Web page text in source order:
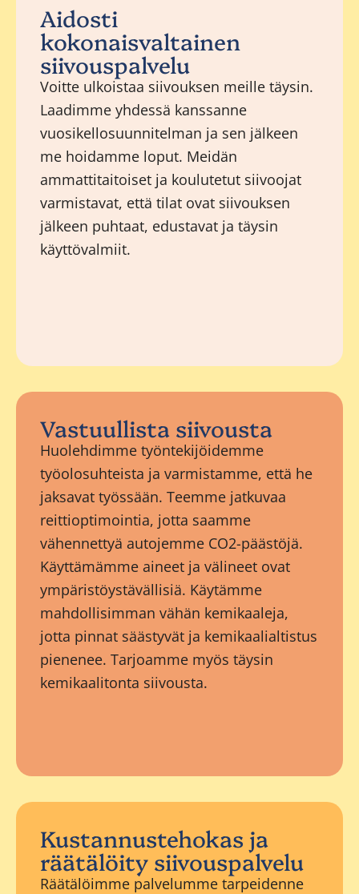
Aidosti
kokonaisvaltainen
siivouspalvelu
Voitte ulkoistaa siivouksen meille täysin.
Laadimme yhdessä kanssanne
vuosikellosuunnitelman ja sen jälkeen
me hoidamme loput. Meidän
ammattitaitoiset ja koulutetut siivoojat
varmistavat, että tilat ovat siivouksen
jälkeen puhtaat, edustavat ja täysin
käyttövalmiit.
Vastuullista siivousta
Huolehdimme työntekijöidemme
työolosuhteista ja varmistamme, että he
jaksavat työssään. Teemme jatkuvaa
reittioptimointia, jotta saamme
vähennettyä autojemme CO2-päästöjä.
Käyttämämme aineet ja välineet ovat
ympäristöystävällisiä. Käytämme
mahdollisimman vähän kemikaaleja,
jotta pinnat säästyvät ja kemikaalialtistus
pienenee. Tarjoamme myös täysin
kemikaalitonta siivousta.
Kustannustehokas ja
räätälöity siivouspalvelu
Räätälöimme palvelumme tarpeidenne